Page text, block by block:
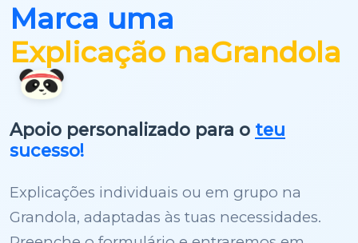
Marca uma
Explicação naGrandola
Apoio personalizado para o teu
sucesso!
Explicações individuais ou em grupo na
Grandola, adaptadas às tuas necessidades.